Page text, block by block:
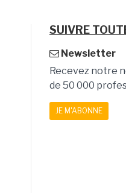
SUIVRE
Newsletter
Recevez notre
de 50 000
JE M'ABONNE